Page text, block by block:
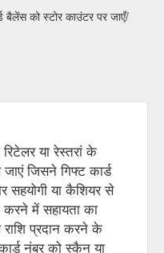
को स्टोर काउंटर पर जाएँ/
या रेस्तरां के
जिसने गिफ्ट कार्ड
सहयोगी या कैशियर से
में सहायता का
प्रदान करने के
नंबर को स्कैन या